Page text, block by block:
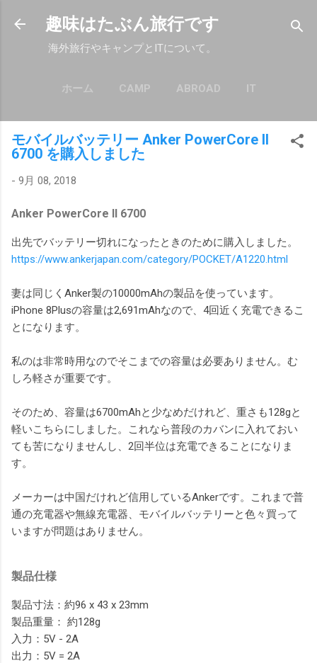
スキップしてメイン コンテンツに移動
趣味はたぶん旅行です
海外旅行やキャンプとITについて。
ホーム CAMP ABROAD IT
もっと見る… POLICY
モバイルバッテリー Anker PowerCore II
6700 を購入しました
- 9月 08, 2018
Anker PowerCore II 6700
出先でバッテリー切れになったときのために購入しました。
https://www.ankerjapan.com/category/POCKET/A1220.html
妻は同じくAnker製の10000mAhの製品を使っています。
iPhone 8Plusの容量は2,691mAhなので、4回近く充電できるこ
とになります。
私のは非常時用なのでそこまでの容量は必要ありません。む
しろ軽さが重要です。
そのため、容量は6700mAhと少なめだけれど、重さも128gと
軽いこちらにしました。これなら普段のカバンに入れておい
ても苦になりませんし、2回半位は充電できることになりま
す。
メーカーは中国だけれど信用しているAnkerです。これまで普
通の充電器や無線充電器、モバイルバッテリーと色々買って
いますが問題はありません。
製品仕様
製品寸法：約96 x 43 x 23mm
製品重量： 約128g
入力：5V - 2A
出力：5V = 2A